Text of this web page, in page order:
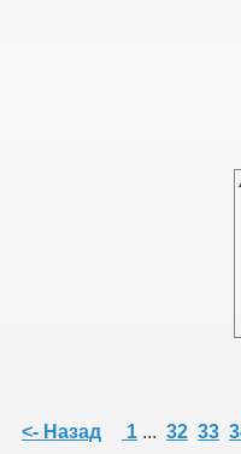
<- Назад 1 ... 32 33